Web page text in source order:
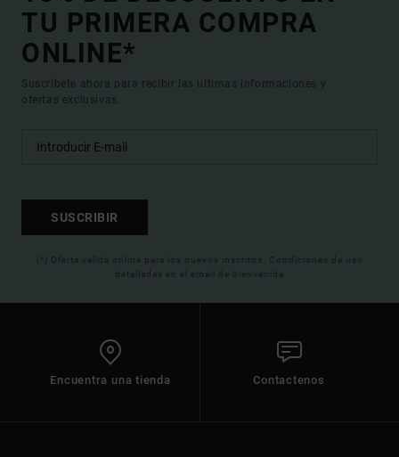
TU PRIMERA COMPRA
ONLINE*
Suscríbete ahora para recibir las ultimas informaciones y
ofertas exclusivas.
SUSCRIBIR
(*) Oferta valida online para los nuevos inscritos. Condiciones de uso
detalladas en el email de bienvenida
Encuentra una tienda Contactenos